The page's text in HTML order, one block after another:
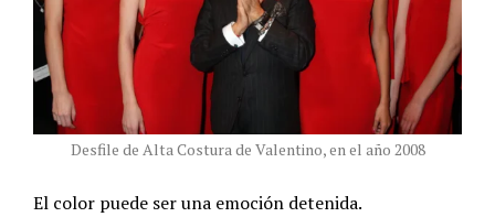
Desfile de Alta Costura de Valentino, en el año 2008
El color puede ser una emoción detenida.